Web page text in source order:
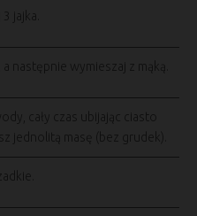
jajka.
następnie wymieszaj z mąką.
cały czas ubijając ciasto
jednolitą masę (bez grudek).